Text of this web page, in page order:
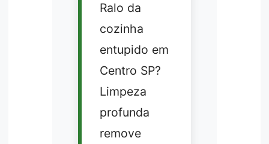
Ralo da
cozinha
entupido em
Centro SP?
Limpeza
profunda
remove